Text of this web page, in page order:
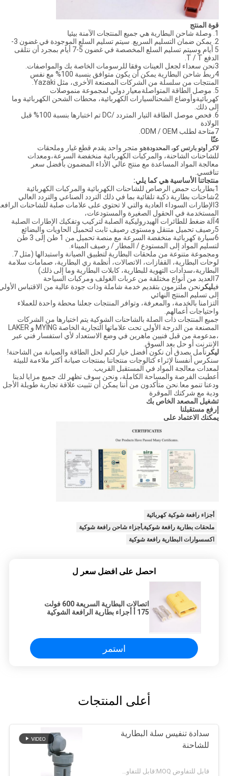
قوة المنتج
1. وصلة شاحن البطارية هي جميع المنتجات الآمنة بيئيا
2. يمكن ضمان التسليم السريع. سيتم تسليم السلع الموجودة في غضون 3-
5 أيام وسيتم تسليم السلع المخصصة في غضون 5-7 أيام بمجرد أن نتلقى
الدفع T / T.
3نحن سعداء لجعل العينات وفقا للرسومات الخاصة بك والمواصفات.
4ربط شاحن البطارية يمكن أن يكون متوافق بنسبة 100% مع نفس
المنتجات من سلسلة من الشركات المصنعة الأخرى، مثل Yazaki.
5. موصل الطاقة المتواصلة
معيار دولي لمجموعة منموصلات
كهربائيةوأوضاع الشحنالسيارات الكهربائية، محطات الشحن الكهربائية وما
إلى ذلك.
6. فحص موصل الطاقة التيار المتردد /DC
تم اختبارها بنسبة 100% قبل
الولادة
7متاحة لطلب ODM / OEM.
عنّا
لاكر أوتو بارتس كو، المحدودةهو متجر واحد يقدم قطع غيار وملحقات
للشاحنات الشاحنة، والمركبات الكهربائية منخفضة السرعة،ومعدات
معالجة المواد المساعدة مع منتج عالي الأداء المضمون بأفضل سعر
تنافسي.
منتجاتنا الأساسية هي كما يلي:
1بطاريات حمض الرصاص للشاحنات الكهربائية والمركبات الكهربائية
2شاحنات بطارية ذكية تلقائية بما في ذلك التردد الصناعي والتردد العالي
3الإطارات السوداء العادية والتي لا تحتوي على علامات صلبة للشاحنات
المستخدمة في الحقول الصغيرة والمستودعات،
4آلة ضغط للطائرات الهيدروليكية الصلبة لتركيب وتفكيك الإطارات الصلبة
5رصيف تحميل متنقل ومستوى رصيف ثابت لتحميل الحاويات والبضائع
6سيارة كهربائية منخفضة السرعة مع منصة تحميل من 1 طن إلى 3 طن
لتسليم المواد إلى المستودع / المطار / رصيف الميناء.
ومجموعة متنوعة من ملحقات البطارية لتطبيق الصيانة واستبدالها (مثل 7.
لوحات البطارية، القفازات، الاتصالات، أنظمة ري البطارية، صمامات سلامة
البطارية،سدادات التهوية للبطارية، كابلات البطارية وما إلى ذلك)
7العديد من أنواع مختلفة من عربات الغولف ومركبات السياحة
فيليكر نحن ملتزمون بتقديم خدمة شاملة وذات جودة عالية من الاقتباس
إلى تسليم المنتج النهائي
التزامنا بالخدمة، والمعرفة، وتوافر المنتجات جعلنا محطة واحدة للعملاء
واحتياجات أعمالهم.
جميع المنتجات ذات الصلة بالشاحنات الشوكية يتم اختيارها من الشركات
المصنعة من الدرجة الأولى تحت علاماتها التجارية الخاصة MYING و LAKER
،مدعومة من قبل فنيين ماهرين في وضع الاستعداد لأي استفسار فني عبر
الإنترنت أو حل بعد السوق.
ليكر نأمل بصدق أن نكون أفضل خيار لكم لحل الطاقة والصيانة من الشاحنة!
سنكرس أنفسنا لإثراء كتالوجات منتجاتنا بمنتجات صيانة أكثر ملاءمة للبيئة
لمعدات معالجة المواد في المستقبل القريب.
أعطيت الفرصة والمساحة الكاملة، ونحن سوف تظهر لك جميع مزايا لدينا
ودعنا تنمو معا.نحن متأكدون من أننا يمكن أن تثبيت علاقة تجارية طويلة الأجل
ودية مع شركتك الموقرة
تشغيل المصعد الخاص بك
إرفع مستقبلنا
يمكنك الاعتماد على
أجزاء رافعة شوكية كهربائية
ملحقات بطارية رافعة شوكية,أجزاء شاحن رافعة شوكية
اكسسوارات البطارية رافعة شوكية
احصل على افضل سعر ل
اتصالات البطارية السريعة 600 فولت
175 أ أجزاء بطارية الرافعة الشوكية
استمر
أعلى المنتجات
سدادة تنفيس سلة البطارية
للشاحنة
قابل للتفاوض MOQ:قابل للتفاوض